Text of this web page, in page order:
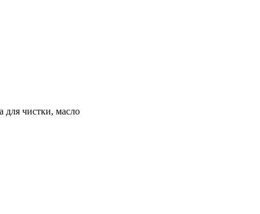
для чистки, масло